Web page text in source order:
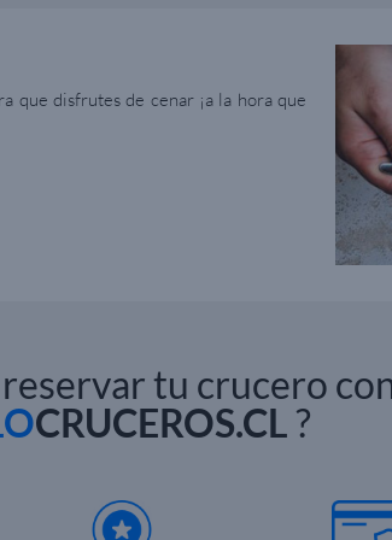
que disfrutes de cenar ¡a la hora que
tu crucero
CRUCEROS.CL?